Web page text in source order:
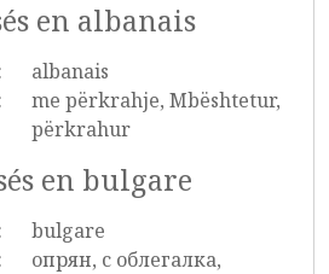
en albanais
albanais
me përkrahje, Mbështetur,
përkrahur
en bulgare
bulgare
опрян, с облегалка,